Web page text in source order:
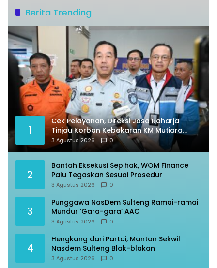
Berita Trending
1
Cek Pelayanan, Direksi Jasa Raharja
Tinjau Korban Kebakaran KM Mutiara
Sentosa II
3 Agustus 2026 0
2
Bantah Eksekusi Sepihak, WOM Finance
Palu Tegaskan Sesuai Prosedur
3 Agustus 2026 0
3
Punggawa NasDem Sulteng Ramai-ramai
Mundur ‘Gara-gara’ AAC
3 Agustus 2026 0
4
Hengkang dari Partai, Mantan Sekwil
Nasdem Sulteng Blak-blakan
3 Agustus 2026 0